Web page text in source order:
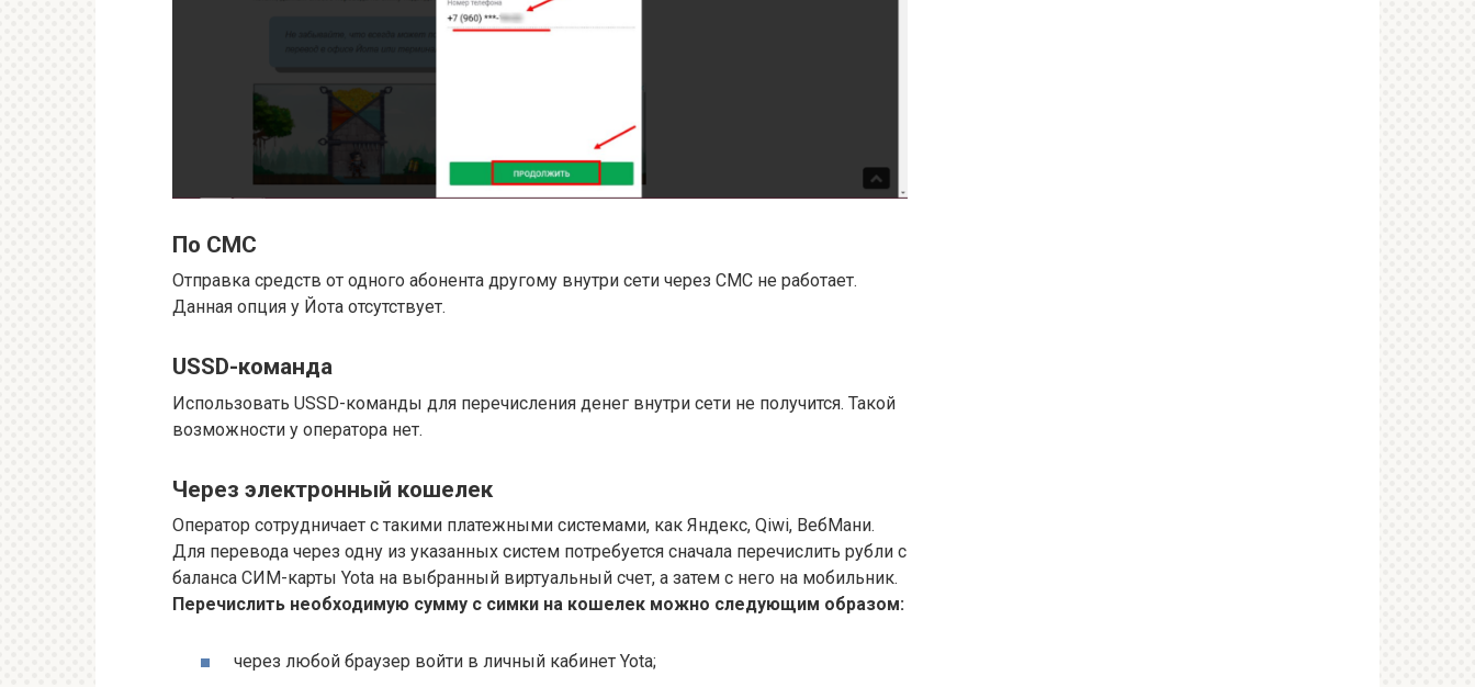
По СМС
Отправка средств от одного абонента другому внутри сети через СМС не работает.
Данная опция у Йота отсутствует.
USSD-команда
Использовать USSD-команды для перечисления денег внутри сети не получится. Такой
возможности у оператора нет.
Через электронный кошелек
Оператор сотрудничает с такими платежными системами, как Яндекс, Qiwi, ВебМани.
Для перевода через одну из указанных систем потребуется сначала перечислить рубли с
баланса СИМ-карты Yota на выбранный виртуальный счет, а затем с него на мобильник.
Перечислить необходимую сумму с симки на кошелек можно следующим образом:
через любой браузер войти в личный кабинет Yota;